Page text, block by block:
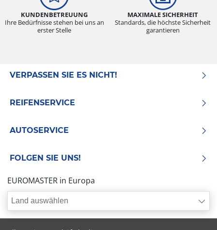
KUNDENBETREUUNG
Ihre Bedürfnisse stehen bei uns an
erster Stelle
MAXIMALE SICHERHEIT
Standards, die höchste Sicherheit
garantieren
VERPASSEN SIE ES NICHT!
REIFENSERVICE
AUTOSERVICE
FOLGEN SIE UNS!
EUROMASTER in Europa
Land auswählen